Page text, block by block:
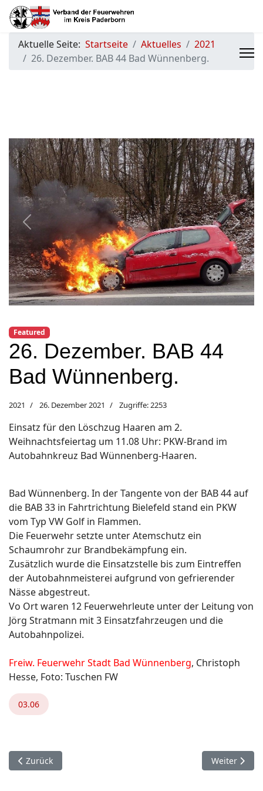
Aktuelle Seite: Startseite Aktuelles
2021
26. Dezember. BAB 44 Bad Wünnenberg.
Previous Next
Featured
26. Dezember. BAB 44
Bad Wünnenberg.
2021 26. Dezember 2021 Zugriffe: 2253
Einsatz für den Löschzug Haaren am 2.
Weihnachtsfeiertag um 11.08 Uhr: PKW-Brand im
Autobahnkreuz Bad Wünnenberg-Haaren.
Bad Wünnenberg. In der Tangente von der BAB 44 auf
die BAB 33 in Fahrtrichtung Bielefeld stand ein PKW
vom Typ VW Golf in Flammen.
Die Feuerwehr setzte unter Atemschutz ein
Schaumrohr zur Brandbekämpfung ein.
Zusätzlich wurde die Einsatzstelle bis zum Eintreffen
der Autobahnmeisterei aufgrund von gefrierender
Nässe abgestreut.
Vo Ort waren 12 Feuerwehrleute unter der Leitung von
Jörg Stratmann mit 3 Einsatzfahrzeugen und die
Autobahnpolizei.
Freiw. Feuerwehr Stadt Bad Wünnenberg, Christoph
Hesse, Foto: Tuschen FW
03.06
Vorheriger Beitrag: 27. Dezember. Büren Brenken.
Zurück Nächster
Weiter